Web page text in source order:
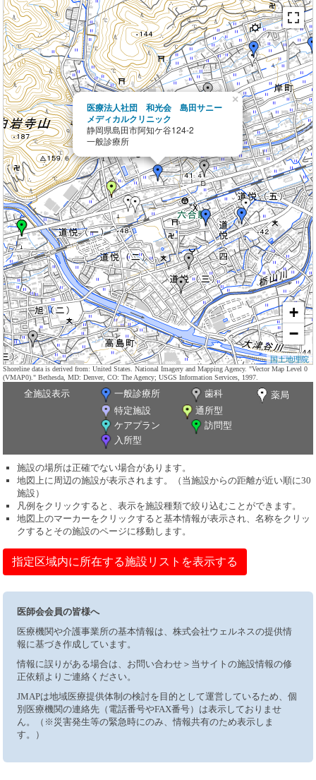
医療法人社団 和光会 島田サニー
メディカルクリニック
静岡県島田市阿知ケ谷124-2
一般診療所
×
+
−
国土地理院
Shoreline data is derived from: United States. National Imagery and Mapping Agency. "Vector Map Level 0
(VMAP0)." Bethesda, MD: Denver, CO: The Agency; USGS Information Services, 1997.
全施設表示 一般診療所 歯科
薬局
特定施設
通所型
ケアプラン
訪問型
入所型
施設の場所は正確でない場合があります。
地図上に周辺の施設が表示されます。（当施設からの距離が近い順に30
施設）
凡例をクリックすると、表示を施設種類で絞り込むことができます。
地図上のマーカーをクリックすると基本情報が表示され、名称をクリッ
クするとその施設のページに移動します。
指定区域内に所在する施設リストを表示する
医師会会員の皆様へ
医療機関や介護事業所の基本情報は、株式会社ウェルネスの提供情
報に基づき作成しています。
情報に誤りがある場合は、お問い合わせ＞当サイトの施設情報の修
正依頼よりご連絡ください。
JMAPは地域医療提供体制の検討を目的として運営しているため、個
別医療機関の連絡先（電話番号やFAX番号）は表示しておりませ
ん。（※災害発生等の緊急時にのみ、情報共有のため表示しま
す。）